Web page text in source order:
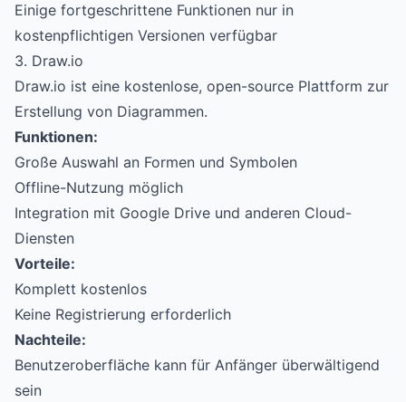
Einige fortgeschrittene Funktionen nur in
kostenpflichtigen Versionen verfügbar
3. Draw.io
Draw.io ist eine kostenlose, open-source Plattform zur
Erstellung von Diagrammen.
Funktionen:
Große Auswahl an Formen und Symbolen
Offline-Nutzung möglich
Integration mit Google Drive und anderen Cloud-
Diensten
Vorteile:
Komplett kostenlos
Keine Registrierung erforderlich
Nachteile:
Benutzeroberfläche kann für Anfänger überwältigend
sein